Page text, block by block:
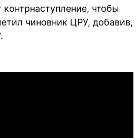
чтобы
чиновник ЦРУ, добавив,